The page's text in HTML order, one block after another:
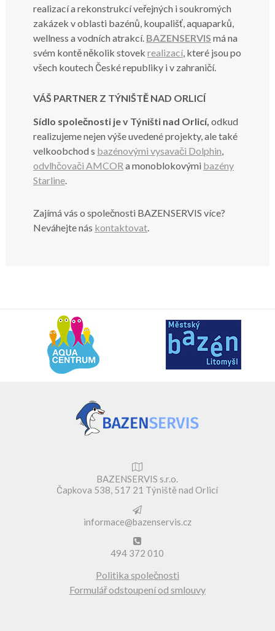
realizací a rekonstrukcí veřejných i soukromých
zakázek v oblasti bazénů, koupališť, aquaparků,
wellness a vodních atrakcí. BAZENSERVIS má na
svém kontě několik stovek realizací, které jsou po
všech koutech České republiky i v zahraničí.
VÁŠ PARTNER Z TÝNIŠTĚ NAD ORLICÍ
Sídlo společnosti je v Týništi nad Orlicí, odkud
realizujeme nejen výše uvedené projekty, ale také
velkoobchod s bazénovými vysavači Dolphin,
odvlhčovači AMCOR a monoblokovými bazény
Starline.
Zajímá vás o společnosti BAZENSERVIS více?
Neváhejte nás kontaktovat.
BAZENSERVIS s.r.o.
Čapkova 538, 517 21 Týniště nad Orlicí
informace@bazenservis.cz
494 372 010
Politika společnosti
Formulář odstoupení od smlouvy